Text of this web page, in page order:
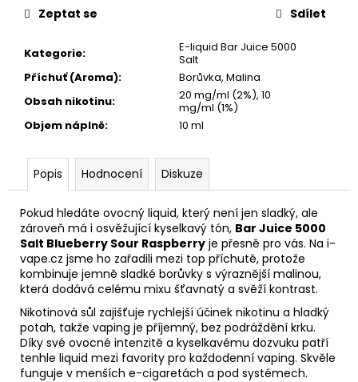
Kategorie:
E-liquid Bar Juice 5000
Salt
Příchuť (Aroma):
Borůvka, Malina
Obsah nikotinu:
20 mg/ml (2%), 10
mg/ml (1%)
Objem náplně: 10 ml
Zeptat se Sdílet
Popis Hodnocení Diskuze
Pokud hledáte ovocný liquid, který není jen sladký, ale
zároveň má i osvěžující kyselkavý tón, Bar Juice 5000
Salt Blueberry Sour Raspberry je přesně pro vás. Na i-
vape.cz jsme ho zařadili mezi top příchutě, protože
kombinuje jemně sladké borůvky s výraznější malinou,
která dodává celému mixu šťavnatý a svěží kontrast.
Nikotinová sůl zajišťuje rychlejší účinek nikotinu a hladký
potah, takže vaping je příjemný, bez podráždění krku.
Díky své ovocné intenzitě a kyselkavému dozvuku patří
tenhle liquid mezi favority pro každodenní vaping. Skvěle
funguje v menších e-cigaretách a pod systémech.